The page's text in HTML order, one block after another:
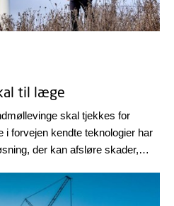
til læge
skal tjekkes for
i forvejen kendte teknologier har
der kan afsløre skader,